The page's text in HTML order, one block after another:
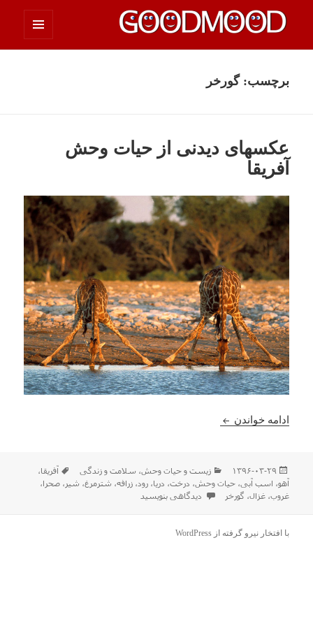
چیزای خووب مووب
برچسب:گورخر
عکسهای دیدنی از حیات وحش
آفریقا
ادامه خواندن عکسهای دیدنی از حیات وحش آفریقا
ارسال
شده
در
۱۳۹۶-۰۳-۲۹ دسته‌ها
زیست و حیات وحش، سلامت و زندگی برچسب‌ها
آفریقا،
آهو، اسب آبی،حیات وحش، درخت، دریا،رود،زرافه، شترمرغ، شیر ،صحرا،
غروب،غزال، گورخر برای عکسهای دیدنی از حیات وحش آفریقا
دیدگاهی بنویسید
با افتخار نیرو گرفته از WordPress